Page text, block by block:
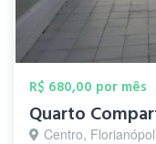
R$ 680,00 por mês
Quarto
Centro,